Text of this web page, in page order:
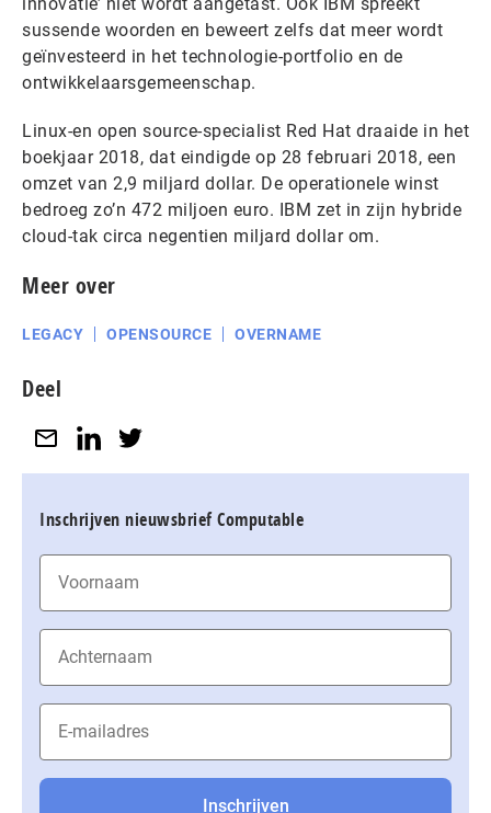
sussende woorden en beweert zelfs dat meer wordt
geïnvesteerd in het technologie-portfolio en de
ontwikkelaarsgemeenschap.
Linux-en open source-specialist Red Hat draaide in het
boekjaar 2018, dat eindigde op 28 februari 2018, een
omzet van 2,9 miljard dollar. De operationele winst
bedroeg zo’n 472 miljoen euro. IBM zet in zijn hybride
cloud-tak circa negentien miljard dollar om.
Meer over
LEGACY OPENSOURCE OVERNAME
Deel
Inschrijven nieuwsbrief Computable